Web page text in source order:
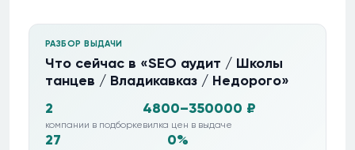
РАЗБОР ВЫДАЧИ
Что сейчас в «SEO аудит / Школы
танцев / Владикавказ / Недорого»
2
компании в подборке
4800–350000 ₽
вилка цен в выдаче
27 0%